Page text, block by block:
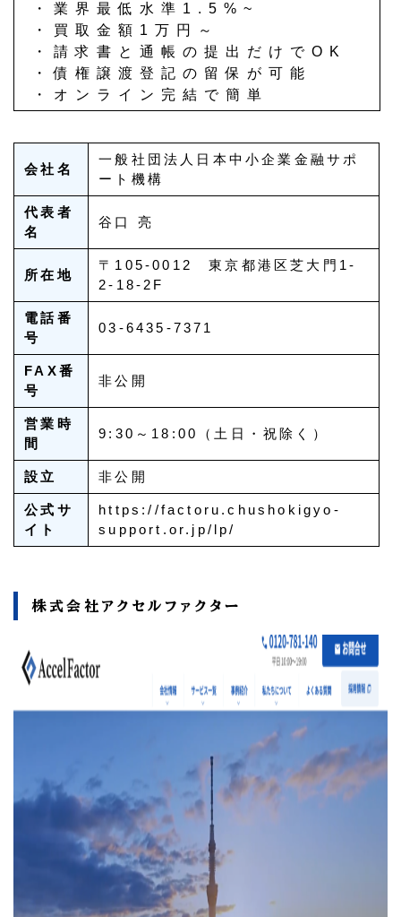
・業界最低水準1.5%~
・買取金額1万円～
・請求書と通帳の提出だけでOK
・債権譲渡登記の留保が可能
・オンライン完結で簡単
会社名
一般社団法人日本中小企業金融サポ
ート機構
代表者
名
谷口 亮
所在地
〒105-0012 東京都港区芝大門1-
2-18-2F
電話番
号
03-6435-7371
FAX番
号
非公開
営業時
間
9:30～18:00（土日・祝除く）
設立 非公開
公式サ
イト
https://factoru.chushokigyo-
support.or.jp/lp/
株式会社アクセルファクター